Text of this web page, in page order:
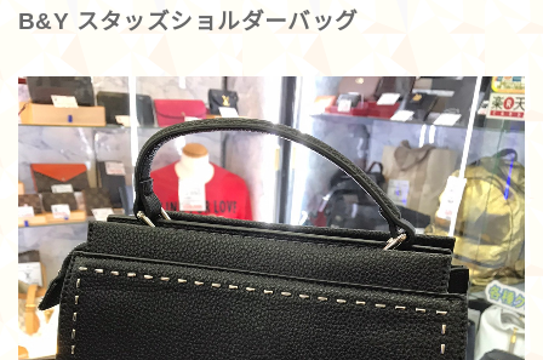
B&Y スタッズショルダーバッグ